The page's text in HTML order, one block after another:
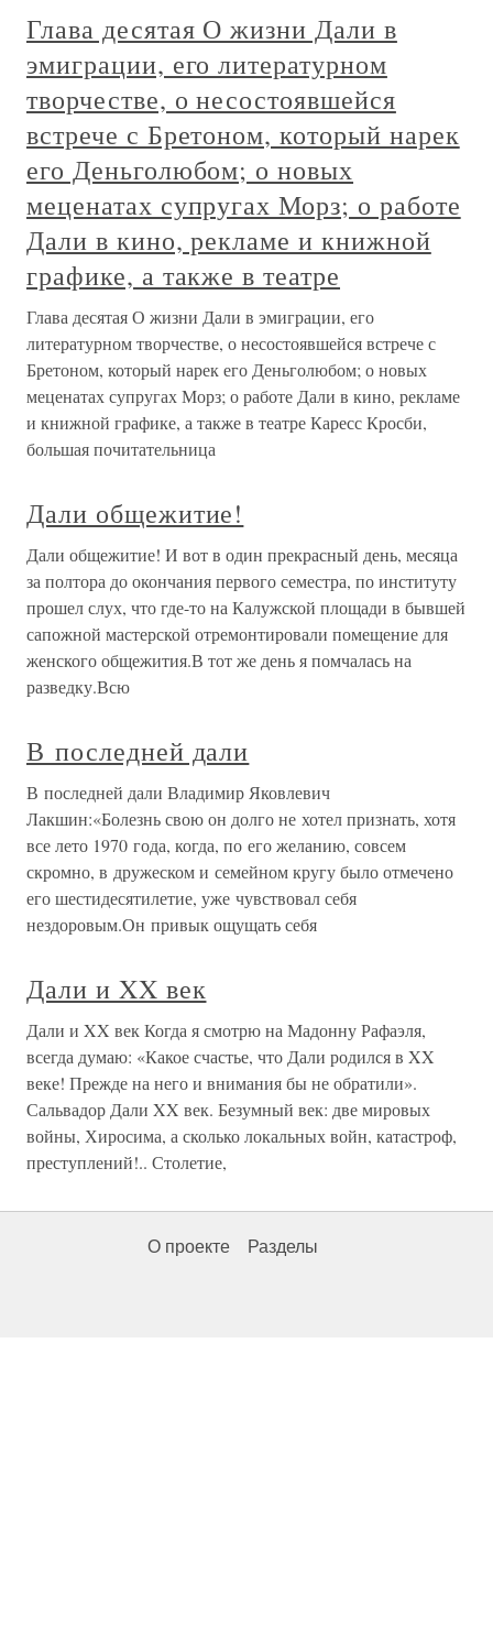
Глава десятая О жизни Дали в
эмиграции, его литературном
творчестве, о несостоявшейся
встрече с Бретоном, который нарек
его Деньголюбом; о новых
меценатах супругах Морз; о работе
Дали в кино, рекламе и книжной
графике, а также в театре
Глава десятая О жизни Дали в эмиграции, его
литературном творчестве, о несостоявшейся встрече с
Бретоном, который нарек его Деньголюбом; о новых
меценатах супругах Морз; о работе Дали в кино, рекламе
и книжной графике, а также в театре Каресс Кросби,
большая почитательница
Дали общежитие!
Дали общежитие! И вот в один прекрасный день, месяца
за полтора до окончания первого семестра, по институту
прошел слух, что где-то на Калужской площади в бывшей
сапожной мастерской отремонтировали помещение для
женского общежития.В тот же день я помчалась на
разведку.Всю
В последней дали
В последней дали Владимир Яковлевич
Лакшин:«Болезнь свою он долго не хотел признать, хотя
все лето 1970 года, когда, по его желанию, совсем
скромно, в дружеском и семейном кругу было отмечено
его шестидесятилетие, уже чувствовал себя
нездоровым.Он привык ощущать себя
Дали и XX век
Дали и XX век Когда я смотрю на Мадонну Рафаэля,
всегда думаю: «Какое счастье, что Дали родился в XX
веке! Прежде на него и внимания бы не обратили».
Сальвадор Дали XX век. Безумный век: две мировых
войны, Хиросима, а сколько локальных войн, катастроф,
преступлений!.. Столетие,
О проекте Разделы